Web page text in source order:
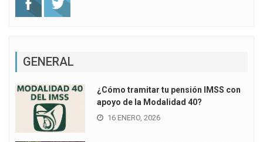
GENERAL
¿Cómo tramitar tu pensión IMSS con
apoyo de la Modalidad 40?
16 ENERO, 2026